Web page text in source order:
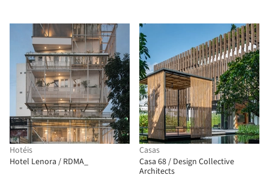
Hotéis
Hotel Lenora / RDMA_
Casas
Casa 68 / Design Collective
Architects